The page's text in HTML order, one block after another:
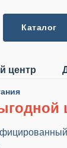
Каталог
центр